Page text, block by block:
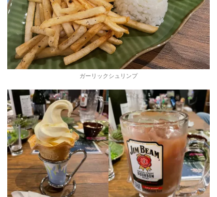
ガーリックシュリンプ